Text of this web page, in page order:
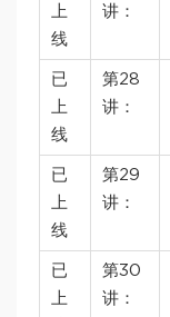
上
线
讲：
已
上
线
第28
讲：
已
上
线
第29
讲：
已
上
第30
讲：